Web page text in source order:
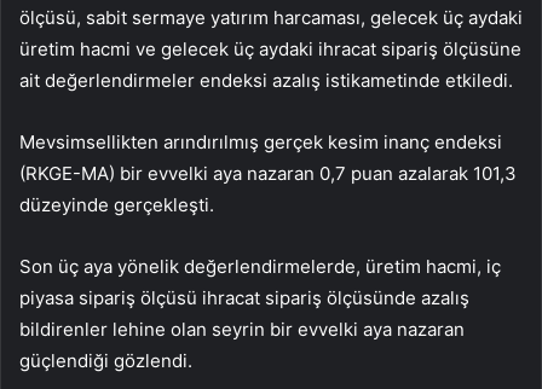
ölçüsü, sabit sermaye yatırım harcaması, gelecek üç aydaki
üretim hacmi ve gelecek üç aydaki ihracat sipariş ölçüsüne
ait değerlendirmeler endeksi azalış istikametinde etkiledi.
Mevsimsellikten arındırılmış gerçek kesim inanç endeksi
(RKGE-MA) bir evvelki aya nazaran 0,7 puan azalarak 101,3
düzeyinde gerçekleşti.
Son üç aya yönelik değerlendirmelerde, üretim hacmi, iç
piyasa sipariş ölçüsü ihracat sipariş ölçüsünde azalış
bildirenler lehine olan seyrin bir evvelki aya nazaran
güçlendiği gözlendi.